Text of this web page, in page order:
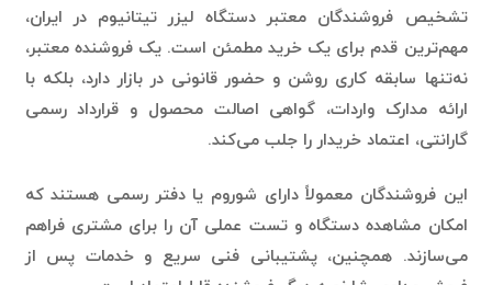
مهم‌ترین قدم برای یک خرید مطمئن است. یک فروشنده معتبر،
نه‌تنها سابقه کاری روشن و حضور قانونی در بازار دارد، بلکه با
ارائه مدارک واردات، گواهی اصالت محصول و قرارداد رسمی
گارانتی، اعتماد خریدار را جلب می‌کند.
امکان مشاهده دستگاه و تست عملی آن را برای مشتری فراهم
می‌سازند. همچنین، پشتیبانی فنی سریع و خدمات پس از
فروش مداوم، شاخصه دیگر فروشنده قابل‌اعتماد است.